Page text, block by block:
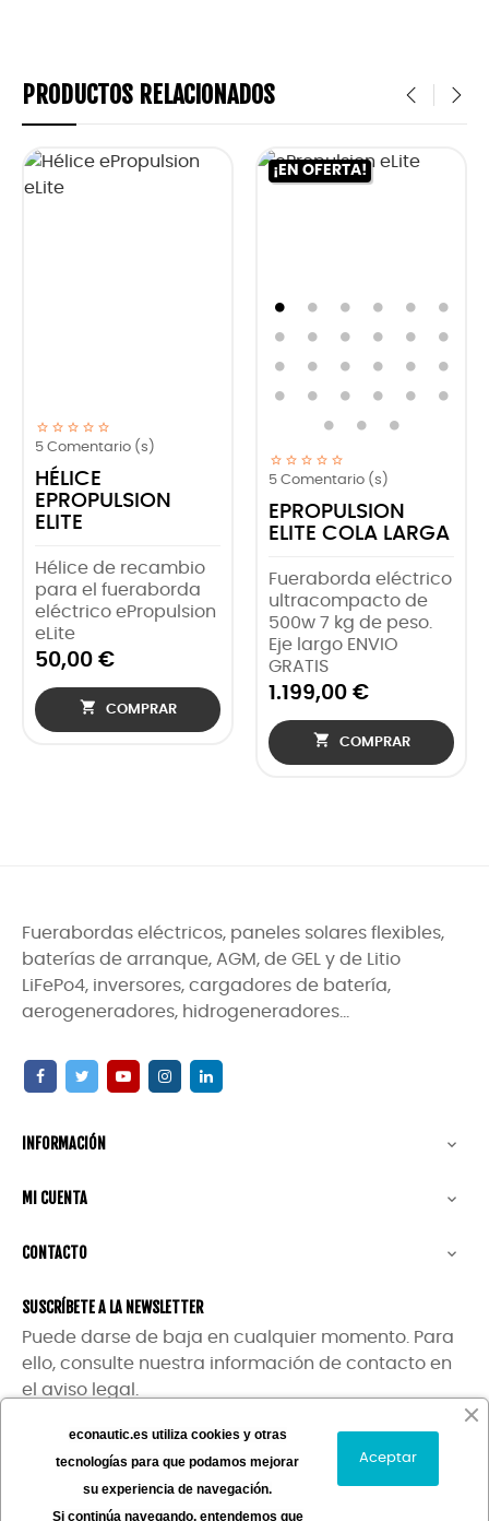
PRODUCTOS RELACIONADOS
5 Comentario (s)
HÉLICE
EPROPULSION
ELITE
Hélice de recambio
para el fueraborda
eléctrico ePropulsion
eLite
50,00 €
 COMPRAR
¡EN OFERTA!
5 Comentario (s)
EPROPULSION
ELITE COLA LARGA
Fueraborda eléctrico
ultracompacto de
500w 7 kg de peso.
Eje largo ENVIO
GRATIS
1.199,00 €
 COMPRAR
Fuerabordas eléctricos, paneles solares flexibles,
baterías de arranque, AGM, de GEL y de Litio
LiFePo4, inversores, cargadores de batería,
aerogeneradores, hidrogeneradores...
INFORMACIÓN 
MI CUENTA 
CONTACTO 
SUSCRÍBETE A LA NEWSLETTER
Puede darse de baja en cualquier momento. Para
ello, consulte nuestra información de contacto en
el aviso legal.
econautic.es utiliza cookies y otras
tecnologías para que podamos mejorar
su experiencia de navegación.
Si continúa navegando, entendemos que
Aceptar